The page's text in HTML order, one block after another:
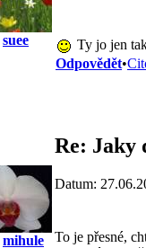
suee
Ty jo jen
Odpovědět•
mihule
Re: Jaky
Datum:
To je přesné,